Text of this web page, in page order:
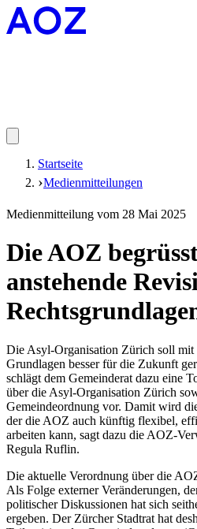
Startseite
Medienmitteilungen
Medienmitteilung vom 28 Mai 2025
Die AOZ
anstehende
Die Asyl-Organisation Zürich soll mit
Grundlagen besser für die Zukunft
schlägt dem Gemeinderat dazu eine
über die Asyl-Organisation Zürich
Gemeindeordnung vor. Damit wird
der die AOZ auch künftig flexibel,
arbeiten kann, sagt dazu die AOZ-
Regula Ruflin.
Die aktuelle Verordnung über die
Als Folge externer Veränderungen,
politischer Diskussionen hat sich
ergeben. Der Zürcher Stadtrat hat